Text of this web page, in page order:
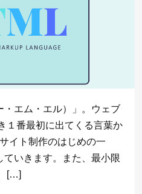
・エム・エル）」。ウェブ
１番最初に出てくる言葉か
イト制作のはじめの一
いきます。また、最小限
[…]